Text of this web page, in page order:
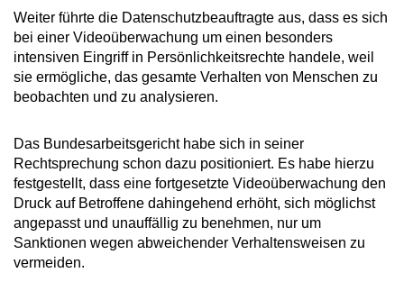
Weiter führte die Datenschutzbeauftragte aus, dass es sich
bei einer Videoüberwachung um einen besonders
intensiven Eingriff in Persönlichkeitsrechte handele, weil
sie ermögliche, das gesamte Verhalten von Menschen zu
beobachten und zu analysieren.
Das Bundesarbeitsgericht habe sich in seiner
Rechtsprechung schon dazu positioniert. Es habe hierzu
festgestellt, dass eine fortgesetzte Videoüberwachung den
Druck auf Betroffene dahingehend erhöht, sich möglichst
angepasst und unauffällig zu benehmen, nur um
Sanktionen wegen abweichender Verhaltensweisen zu
vermeiden.